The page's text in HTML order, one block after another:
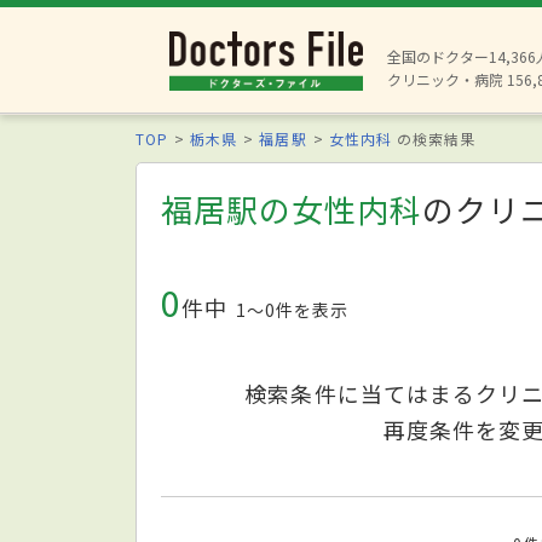
全国のドクター14,366
クリニック・病院
TOP 栃木県 福居駅 女性内科 の検索結果
福居駅の女性内科のクリ
0件中 1〜0件を表示
検索条件に当てはまるクリ
再度条件を変